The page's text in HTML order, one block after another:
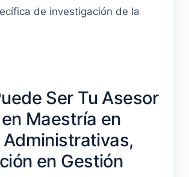
de investigación de la
Ser Tu Asesor
Maestría en
en Gestión